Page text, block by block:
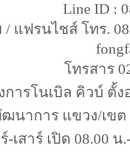
Line ID :
แฟรนไชส์ โทร.
โทรสาร
การโนเบิล คิวบ์
นาการ แขวง/เขต
-เสาร์ เปิด 08.00